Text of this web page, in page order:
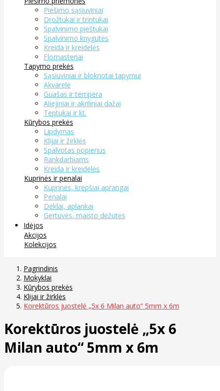
Piešimo sąsiuviniai
Drožtukai ir trintukai
Spalvinimo pieštukai
Spalvinimo knygutės
Kreida ir kreidelės
Flomasteriai
Tapymo prekės
Sąsiuviniai ir bloknotai tapymui
Akvarelė
Guašas ir tempera
Aliejiniai ir akriliniai dažai
Teptukai ir kt.
Kūrybos prekės
Lipdymas
Klijai ir žirklės
Spalvotas popierius
Rankdarbiams
Kreida ir kreidelės
Kuprinės ir penalai
Kuprinės, krepšiai aprangai
Penalai
Dėklai, aplankai
Gertuvės, maisto dėžutės
Idėjos
Akcijos
Kolekcijos
Pagrindinis
Mokyklai
Kūrybos prekės
Klijai ir žirklės
Korektūros juostelė „5x 6 Milan auto“ 5mm x 6m
Korektūros juostelė „5x 6
Milan auto“ 5mm x 6m